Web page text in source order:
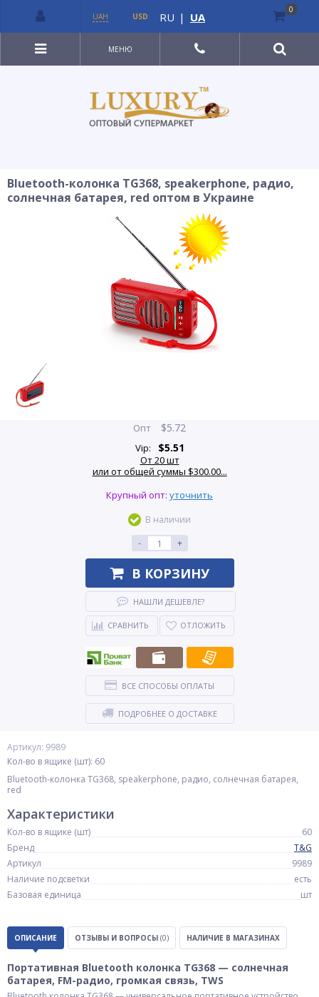
МЕНЮ
Bluetooth-колонка TG368, speakerphone, радио,
солнечная батарея, red оптом в Украине
Артикул: 9989
Кол-во в ящике (шт): 60
Bluetooth-колонка TG368, speakerphone, радио, солнечная батарея,
red
Опт $5.72
Vip: $5.51
От 20 шт
или от общей суммы $300.00...
Крупный опт: уточнить
В наличии
-
+
В КОРЗИНУ
НАШЛИ ДЕШЕВЛЕ?
СРАВНИТЬ ОТЛОЖИТЬ
ВСЕ СПОСОБЫ ОПЛАТЫ
ПОДРОБНЕЕ О ДОСТАВКЕ
Характеристики
Кол-во в ящике (шт)
60
Бренд
T&G
Артикул
9989
Наличие подсветки
есть
Базовая единица
шт
ОПИСАНИЕ ОТЗЫВЫ И ВОПРОСЫ (0) НАЛИЧИЕ В МАГАЗИНАХ
Портативная Bluetooth колонка TG368 — солнечная
батарея, FM-радио, громкая связь, TWS
UAH USD RU | UA
0